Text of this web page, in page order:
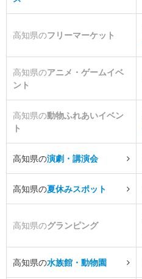
高知県のフリーマーケット
高知県のアニメ・ゲームイベ
ント
高知県の動物ふれあいイベン
ト
高知県の演劇・講演会
高知県の夏休みスポット
高知県のグランピング
高知県の水族館・動物園